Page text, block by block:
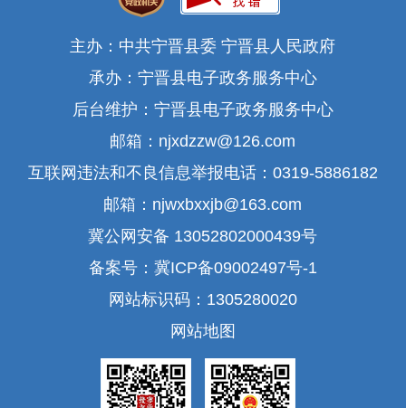
主办：中共宁晋县委 宁晋县人民政府
承办：宁晋县电子政务服务中心
后台维护：宁晋县电子政务服务中心
邮箱：njxdzzw@126.com
互联网违法和不良信息举报电话：0319-5886182
邮箱：njwxbxxjb@163.com
冀公网安备 13052802000439号
备案号：冀ICP备09002497号-1
网站标识码：1305280020
网站地图